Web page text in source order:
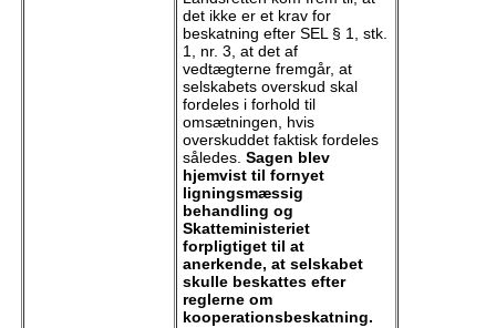
det ikke er et krav for
beskatning efter SEL § 1, stk.
1, nr. 3, at det af
vedtægterne fremgår, at
selskabets overskud skal
fordeles i forhold til
omsætningen, hvis
overskuddet faktisk fordeles
således. Sagen blev
hjemvist til fornyet
ligningsmæssig
behandling og
Skatteministeriet
forpligtiget til at
anerkende, at selskabet
skulle beskattes efter
reglerne om
kooperationsbeskatning.